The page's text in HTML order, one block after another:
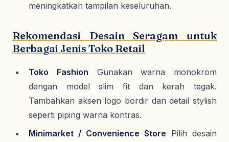
meningkatkan tampilan keseluruhan.
Rekomendasi Desain Seragam untuk
Berbagai Jenis Toko Retail
Toko Fashion Gunakan warna monokrom
dengan model slim fit dan kerah tegak.
Tambahkan aksen logo bordir dan detail stylish
seperti piping warna kontras.
Minimarket / Convenience Store Pilih desain